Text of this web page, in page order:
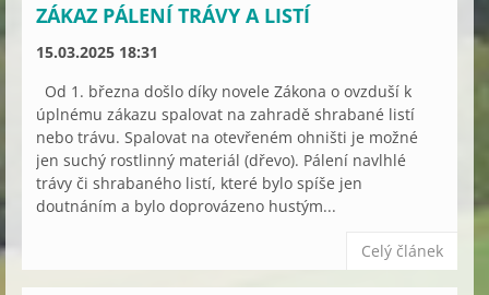
ZÁKAZ PÁLENÍ TRÁVY A LISTÍ
15.03.2025 18:31
Od 1. března došlo díky novele Zákona o ovzduší k
úplnému zákazu spalovat na zahradě shrabané listí
nebo trávu. Spalovat na otevřeném ohništi je možné
jen suchý rostlinný materiál (dřevo). Pálení navlhlé
trávy či shrabaného listí, které bylo spíše jen
doutnáním a bylo doprovázeno hustým...
Celý článek